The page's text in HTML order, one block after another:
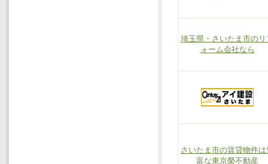
埼玉県・さいたま市のリ
ォーム会社なら
さいたま市の賃貸物件は
富な東京榮不動産